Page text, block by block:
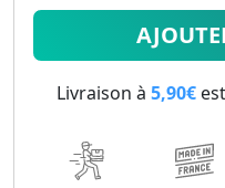
Livraison à 5,90€